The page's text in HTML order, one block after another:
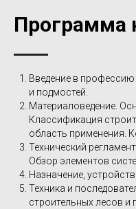
Программа
Введение в
и подмостей.
Материаловедение.
Классификация
область применения.
Технический
Обзор элементов
Назначение,
Техника и
строительных лесов и